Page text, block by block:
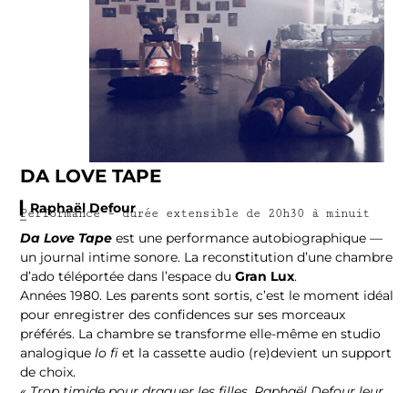
DA LOVE TAPE
▎Raphaël Defour
Performance – durée extensible de 20h30 à minuit
–
Da Love Tape est une performance autobiographique —
un journal intime sonore. La reconstitution d’une chambre
d’ado téléportée dans l’espace du Gran Lux.
Années 1980. Les parents sont sortis, c’est le moment idéal
pour enregistrer des confidences sur ses morceaux
préférés. La chambre se transforme elle-même en studio
analogiquelo fi et la cassette audio (re)devient un support
de choix.